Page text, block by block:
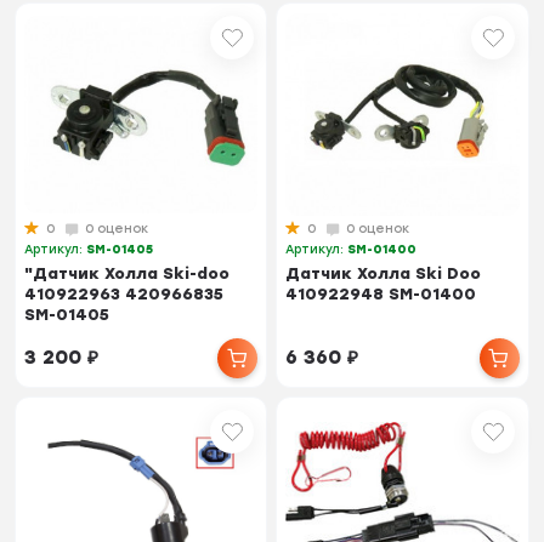
0
0 оценок
Артикул: SM-01405
"Датчик Холла Ski-doo
410922963 420966835
SM-01405
3 200₽
0
0 оценок
Артикул: SM-01400
Датчик Холла Ski Doo
410922948 SM-01400
6 360₽